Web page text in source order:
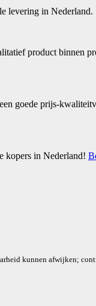
levering in Nederland.
product binnen
goede prijs-
kopers in Nederland!
kunnen afwijken;